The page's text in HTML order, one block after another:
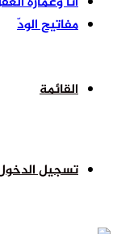
مفاتيح الودّ
القائمة
تسجيل